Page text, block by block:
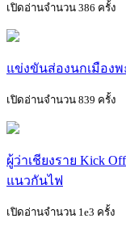
เปิดอ่านจำนวน 386 ครั้ง
แข่งขันส่องนกเมืองพ
เปิดอ่านจำนวน 839 ครั้ง
ผู้ว่าเชียงราย Kick
แนวกันไฟ
เปิดอ่านจำนวน 1e3 ครั้ง